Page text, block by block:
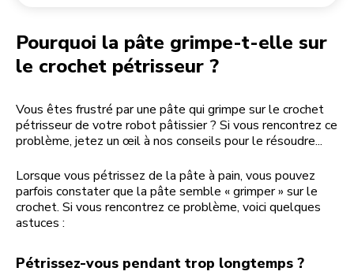
Pourquoi la pâte grimpe-t-elle sur
le crochet pétrisseur ?
Vous êtes frustré par une pâte qui grimpe sur le crochet
pétrisseur de votre robot pâtissier ? Si vous rencontrez ce
problème, jetez un œil à nos conseils pour le résoudre...
Lorsque vous pétrissez de la pâte à pain, vous pouvez
parfois constater que la pâte semble « grimper » sur le
crochet. Si vous rencontrez ce problème, voici quelques
astuces :
Pétrissez-vous pendant trop longtemps ?